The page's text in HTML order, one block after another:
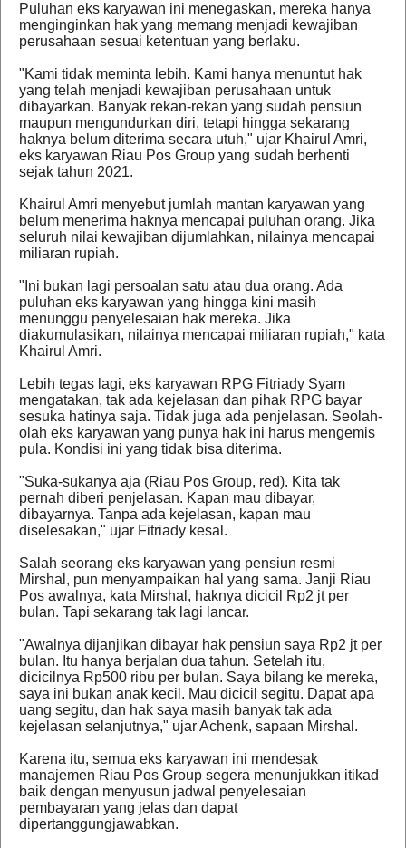
Puluhan eks karyawan ini menegaskan, mereka hanya
menginginkan hak yang memang menjadi kewajiban
perusahaan sesuai ketentuan yang berlaku.
"Kami tidak meminta lebih. Kami hanya menuntut hak
yang telah menjadi kewajiban perusahaan untuk
dibayarkan. Banyak rekan-rekan yang sudah pensiun
maupun mengundurkan diri, tetapi hingga sekarang
haknya belum diterima secara utuh," ujar Khairul Amri,
eks karyawan Riau Pos Group yang sudah berhenti
sejak tahun 2021.
Khairul Amri menyebut jumlah mantan karyawan yang
belum menerima haknya mencapai puluhan orang. Jika
seluruh nilai kewajiban dijumlahkan, nilainya mencapai
miliaran rupiah.
"Ini bukan lagi persoalan satu atau dua orang. Ada
puluhan eks karyawan yang hingga kini masih
menunggu penyelesaian hak mereka. Jika
diakumulasikan, nilainya mencapai miliaran rupiah," kata
Khairul Amri.
Lebih tegas lagi, eks karyawan RPG Fitriady Syam
mengatakan, tak ada kejelasan dan pihak RPG bayar
sesuka hatinya saja. Tidak juga ada penjelasan. Seolah-
olah eks karyawan yang punya hak ini harus mengemis
pula. Kondisi ini yang tidak bisa diterima.
"Suka-sukanya aja (Riau Pos Group, red). Kita tak
pernah diberi penjelasan. Kapan mau dibayar,
dibayarnya. Tanpa ada kejelasan, kapan mau
diselesakan," ujar Fitriady kesal.
Salah seorang eks karyawan yang pensiun resmi
Mirshal, pun menyampaikan hal yang sama. Janji Riau
Pos awalnya, kata Mirshal, haknya dicicil Rp2 jt per
bulan. Tapi sekarang tak lagi lancar.
"Awalnya dijanjikan dibayar hak pensiun saya Rp2 jt per
bulan. Itu hanya berjalan dua tahun. Setelah itu,
dicicilnya Rp500 ribu per bulan. Saya bilang ke mereka,
saya ini bukan anak kecil. Mau dicicil segitu. Dapat apa
uang segitu, dan hak saya masih banyak tak ada
kejelasan selanjutnya," ujar Achenk, sapaan Mirshal.
Karena itu, semua eks karyawan ini mendesak
manajemen Riau Pos Group segera menunjukkan itikad
baik dengan menyusun jadwal penyelesaian
pembayaran yang jelas dan dapat
dipertanggungjawabkan.